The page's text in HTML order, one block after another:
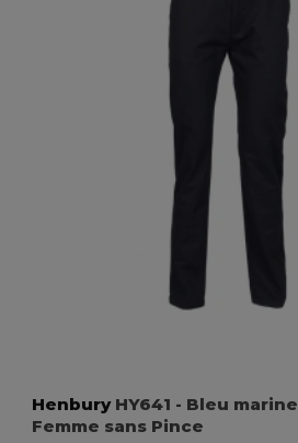
HenburyHY641 - Bleu marine
Femme sans Pince